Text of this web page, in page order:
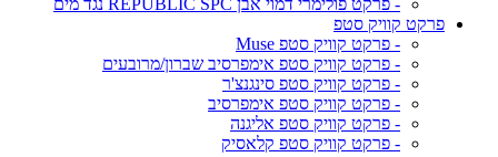
- פרקט פולימרי דמוי אבן REPUBLIC SPC נגד מים
פרקט קוויק סטפ
- פרקט קוויק סטפ Muse
- פרקט קוויק סטפ אימפרסיב שברון/מרובעים
- פרקט קוויק סטפ סינגנצ'ר
- פרקט קוויק סטפ אימפרסיב
- פרקט קוויק סטפ אליגנה
- פרקט קוויק סטפ קלאסיק